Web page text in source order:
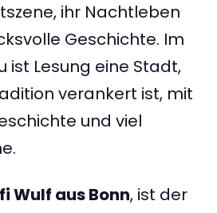
ihr Nachtleben
Geschichte. Im
ist Lesung eine Stadt,
verankert ist, mit
und viel
Wulf aus Bonn, ist der